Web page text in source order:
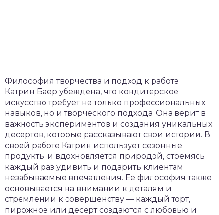
Философия творчества и подход к работе
Катрин Баер убеждена, что кондитерское
искусство требует не только профессиональных
навыков, но и творческого подхода. Она верит в
важность экспериментов и создания уникальных
десертов, которые рассказывают свои истории. В
своей работе Катрин использует сезонные
продукты и вдохновляется природой, стремясь
каждый раз удивить и подарить клиентам
незабываемые впечатления. Ее философия также
основывается на внимании к деталям и
стремлении к совершенству — каждый торт,
пирожное или десерт создаются с любовью и